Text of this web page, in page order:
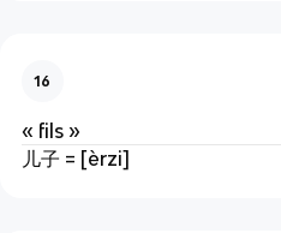
16
« fils »
儿子 = [èrzi]